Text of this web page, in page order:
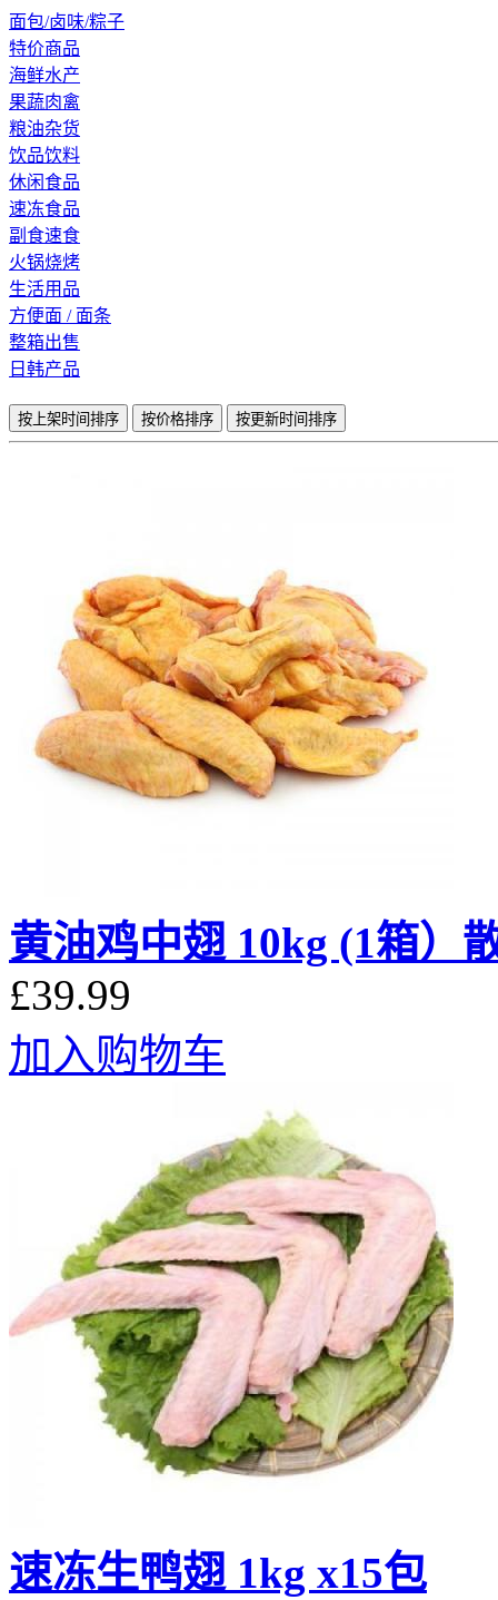
面包/卤味/粽子
特价商品
海鲜水产
果蔬肉禽
粮油杂货
饮品饮料
休闲食品
速冻食品
副食速食
火锅烧烤
生活用品
方便面 / 面条
整箱出售
日韩产品
按上架时间排序 按价格排序 按更新时间排序
黄油鸡中翅 10kg (1箱）
£39.99
加入购物车
速冻生鸭翅 1kg x15包